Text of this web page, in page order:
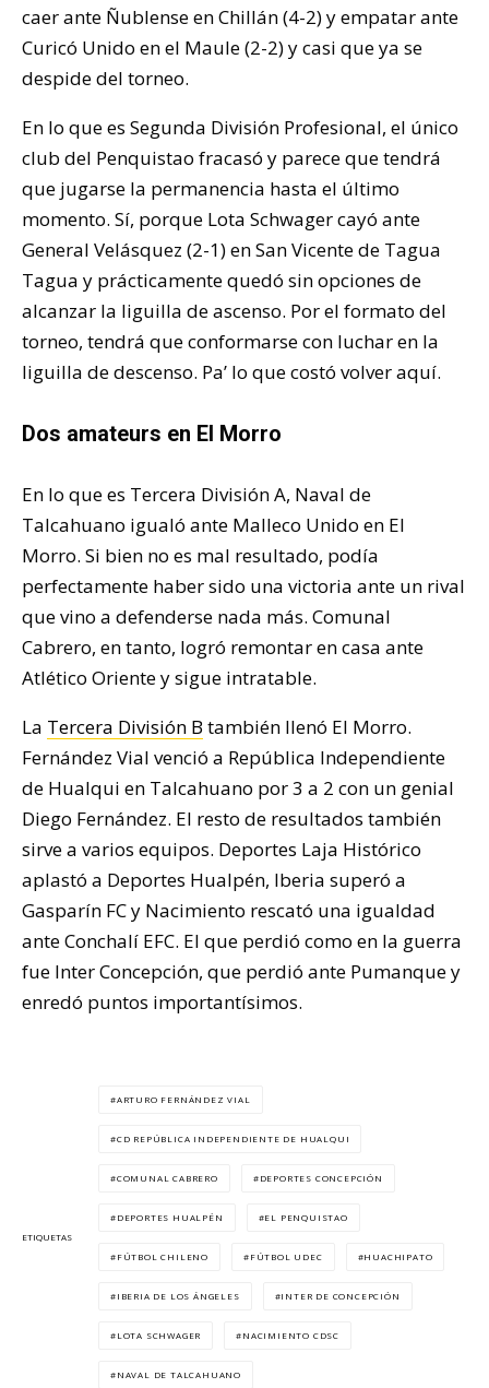
caer ante Ñublense en Chillán (4-2) y empatar ante
Curicó Unido en el Maule (2-2) y casi que ya se
despide del torneo.
En lo que es Segunda División Profesional, el único
club del Penquistao fracasó y parece que tendrá
que jugarse la permanencia hasta el último
momento. Sí, porque Lota Schwager cayó ante
General Velásquez (2-1) en San Vicente de Tagua
Tagua y prácticamente quedó sin opciones de
alcanzar la liguilla de ascenso. Por el formato del
torneo, tendrá que conformarse con luchar en la
liguilla de descenso. Pa’ lo que costó volver aquí.
Dos amateurs en El Morro
En lo que es Tercera División A, Naval de
Talcahuano igualó ante Malleco Unido en El
Morro. Si bien no es mal resultado, podía
perfectamente haber sido una victoria ante un rival
que vino a defenderse nada más. Comunal
Cabrero, en tanto, logró remontar en casa ante
Atlético Oriente y sigue intratable.
La Tercera División B también llenó El Morro.
Fernández Vial venció a República Independiente
de Hualqui en Talcahuano por 3 a 2 con un genial
Diego Fernández. El resto de resultados también
sirve a varios equipos. Deportes Laja Histórico
aplastó a Deportes Hualpén, Iberia superó a
Gasparín FC y Nacimiento rescató una igualdad
ante Conchalí EFC. El que perdió como en la guerra
fue Inter Concepción, que perdió ante Pumanque y
enredó puntos importantísimos.
ETIQUETAS
ARTURO FERNÁNDEZ VIAL
CD REPÚBLICA INDEPENDIENTE DE HUALQUI
COMUNAL CABRERO DEPORTES CONCEPCIÓN
DEPORTES HUALPÉN EL PENQUISTAO
FÚTBOL CHILENO FÚTBOL UDEC HUACHIPATO
IBERIA DE LOS ÁNGELES INTER DE CONCEPCIÓN
LOTA SCHWAGER NACIMIENTO CDSC
NAVAL DE TALCAHUANO